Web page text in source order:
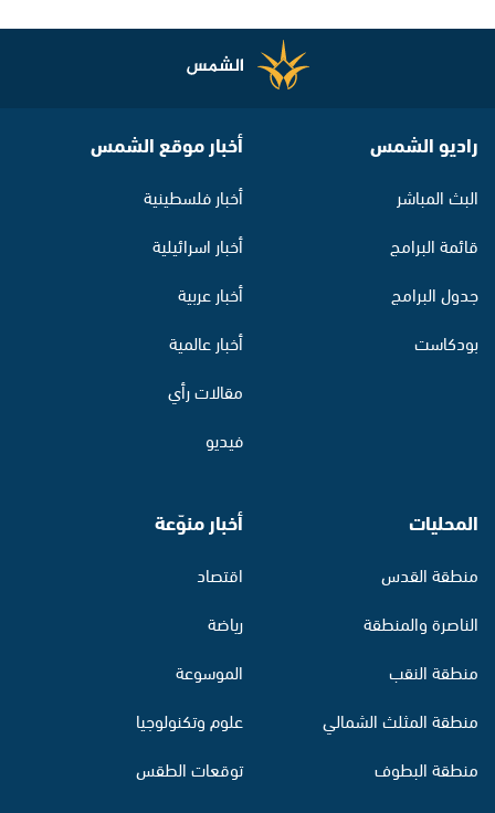
راديو الشمس
البث المباشر
قائمة البرامج
جدول البرامج
بودكاست
أخبار موقع الشمس
أخبار فلسطينية
أخبار اسرائيلية
أخبار عربية
أخبار عالمية
مقالات رأي
فيديو
المحليات
منطقة القدس
الناصرة والمنطقة
منطقة النقب
منطقة المثلث الشمالي
منطقة البطوف
أخبار منوّعة
اقتصاد
رياضة
الموسوعة
علوم وتكنولوجيا
توقعات الطقس